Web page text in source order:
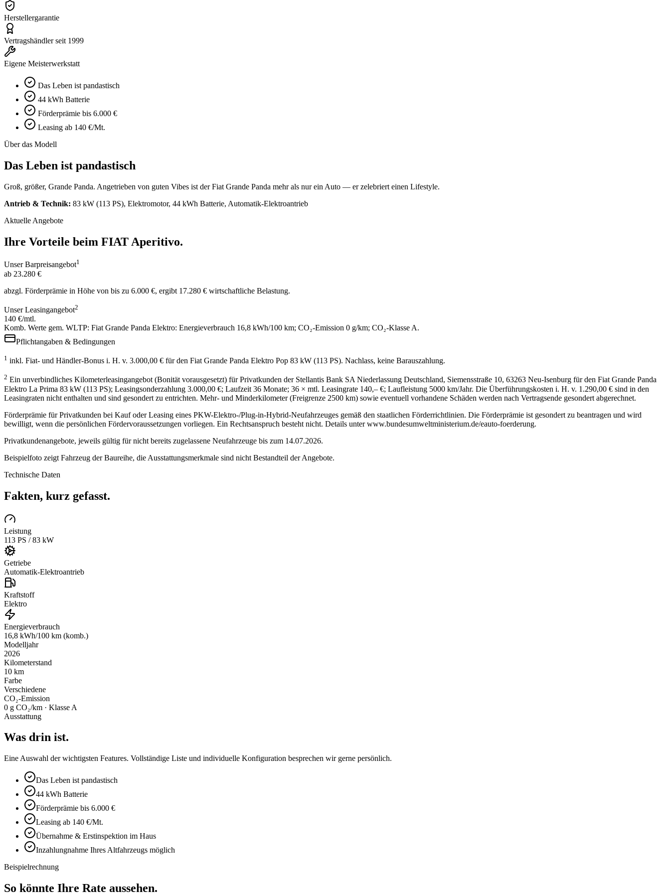
Herstellergarantie
Vertragshändler seit 1999
Eigene Meisterwerkstatt
Das Leben ist pandastisch
44 kWh Batterie
Förderprämie bis 6.000 €
Leasing ab 140 €/Mt.
Über das Modell
Das Leben ist pandastisch
Groß, größer, Grande Panda. Angetrieben von guten Vibes ist der Fiat Grande Panda mehr als nur ein Auto — er zelebriert einen Lifestyle.
Antrieb & Technik: 83 kW (113 PS), Elektromotor, 44 kWh Batterie, Automatik-Elektroantrieb
Aktuelle Angebote
Ihre Vorteile beim FIAT Aperitivo.
Unser Barpreisangebot1
ab 23.280 €
abzgl. Förderprämie in Höhe von bis zu 6.000 €, ergibt 17.280 € wirtschaftliche Belastung.
Unser Leasingangebot2
140 €/mtl.
Komb. Werte gem. WLTP: Fiat Grande Panda Elektro: Energieverbrauch 16,8 kWh/100 km; CO₂-Emission 0 g/km; CO₂-Klasse A.
Pflichtangaben & Bedingungen
1 inkl. Fiat- und Händler-Bonus i. H. v. 3.000,00 € für den Fiat Grande Panda Elektro Pop 83 kW (113 PS). Nachlass, keine Barauszahlung.
2 Ein unverbindliches Kilometerleasingangebot (Bonität vorausgesetzt) für Privatkunden der Stellantis Bank SA Niederlassung Deutschland, Siemensstraße 10, 63263 Neu-Isenburg für den Fiat Grande Panda
Elektro La Prima 83 kW (113 PS); Leasingsonderzahlung 3.000,00 €; Laufzeit 36 Monate; 36 × mtl. Leasingrate 140,– €; Laufleistung 5000 km/Jahr. Die Überführungskosten i. H. v. 1.290,00 € sind in den
Leasingraten nicht enthalten und sind gesondert zu entrichten. Mehr- und Minderkilometer (Freigrenze 2500 km) sowie eventuell vorhandene Schäden werden nach Vertragsende gesondert abgerechnet.
Förderprämie für Privatkunden bei Kauf oder Leasing eines PKW-Elektro-/Plug-in-Hybrid-Neufahrzeuges gemäß den staatlichen Förderrichtlinien. Die Förderprämie ist gesondert zu beantragen und wird
bewilligt, wenn die persönlichen Fördervoraussetzungen vorliegen. Ein Rechtsanspruch besteht nicht. Details unter www.bundesumweltministerium.de/eauto-foerderung.
Privatkundenangebote, jeweils gültig für nicht bereits zugelassene Neufahrzeuge bis zum 14.07.2026.
Beispielfoto zeigt Fahrzeug der Baureihe, die Ausstattungsmerkmale sind nicht Bestandteil der Angebote.
Technische Daten
Fakten, kurz gefasst.
Leistung
113 PS / 83 kW
Getriebe
Automatik-Elektroantrieb
Kraftstoff
Elektro
Energieverbrauch
16,8 kWh/100 km (komb.)
Modelljahr
2026
Kilometerstand
10 km
Farbe
Verschiedene
CO₂-Emission
0 g CO₂/km · Klasse A
Ausstattung
Was drin ist.
Eine Auswahl der wichtigsten Features. Vollständige Liste und individuelle Konfiguration besprechen wir gerne persönlich.
Das Leben ist pandastisch
44 kWh Batterie
Förderprämie bis 6.000 €
Leasing ab 140 €/Mt.
Übernahme & Erstinspektion im Haus
Inzahlungnahme Ihres Altfahrzeugs möglich
Beispielrechnung
So könnte Ihre Rate aussehen.